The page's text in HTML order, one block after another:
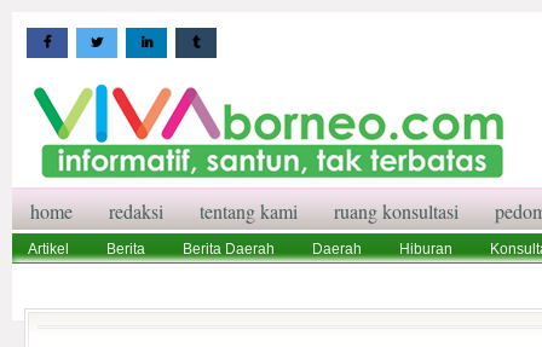
home redaksi tentang kami ruang konsultasi
Artikel Berita Berita Daerah Daerah Hiburan